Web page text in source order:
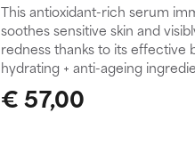
This antioxidant-rich serum
soothes sensitive skin and
redness thanks to its effective
hydrating + anti-ageing
€ 57,00